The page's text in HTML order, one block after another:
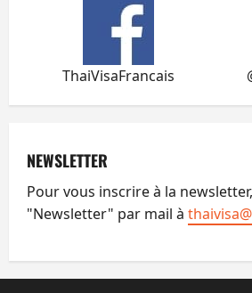
ThaiVisaFrancais
NEWSLETTER
Pour vous inscrire à la
"Newsletter" par mail à